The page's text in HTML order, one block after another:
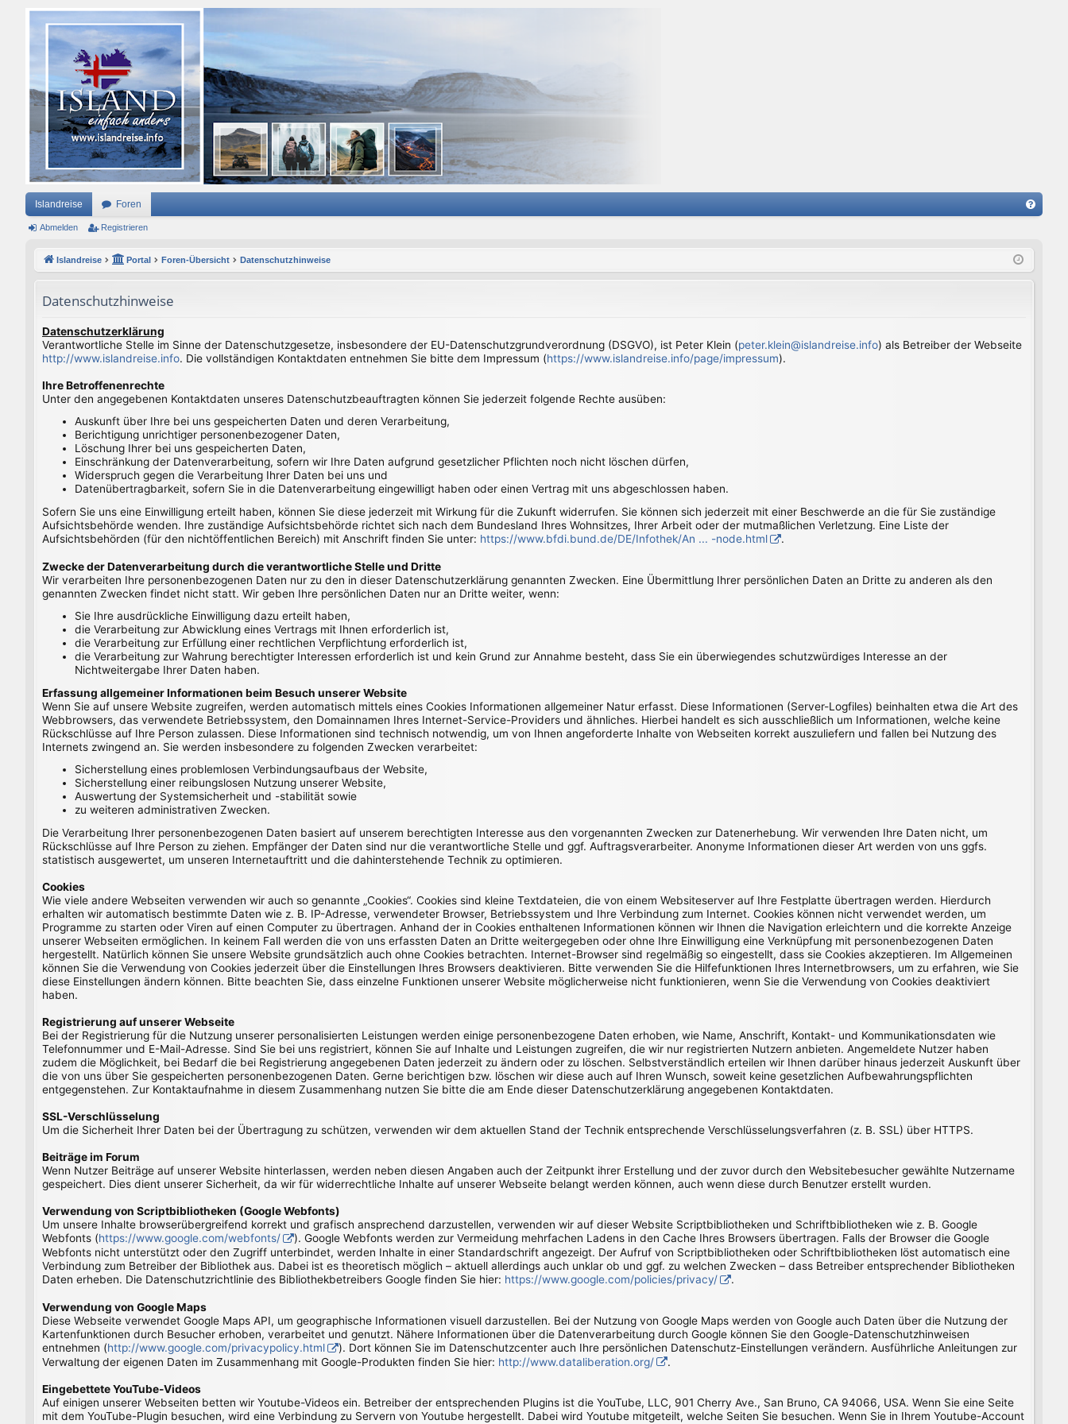
Islandreise Foren
Q
Abmelden Registrieren
Islandreise Portal Foren-Übersicht Datenschutzhinweise
Datenschutzhinweise
Datenschutzerklärung
Verantwortliche Stelle im Sinne der Datenschutzgesetze, insbesondere der EU-Datenschutzgrundverordnung (DSGVO), ist Peter Klein (peter.klein@islandreise.info) als Betreiber der Webseite
http://www.islandreise.info. Die vollständigen Kontaktdaten entnehmen Sie bitte dem Impressum (https://www.islandreise.info/page/impressum).
Ihre Betroffenenrechte
Unter den angegebenen Kontaktdaten unseres Datenschutzbeauftragten können Sie jederzeit folgende Rechte ausüben:
Auskunft über Ihre bei uns gespeicherten Daten und deren Verarbeitung,
Berichtigung unrichtiger personenbezogener Daten,
Löschung Ihrer bei uns gespeicherten Daten,
Einschränkung der Datenverarbeitung, sofern wir Ihre Daten aufgrund gesetzlicher Pflichten noch nicht löschen dürfen,
Widerspruch gegen die Verarbeitung Ihrer Daten bei uns und
Datenübertragbarkeit, sofern Sie in die Datenverarbeitung eingewilligt haben oder einen Vertrag mit uns abgeschlossen haben.
Sofern Sie uns eine Einwilligung erteilt haben, können Sie diese jederzeit mit Wirkung für die Zukunft widerrufen. Sie können sich jederzeit mit einer Beschwerde an die für Sie zuständige
Aufsichtsbehörde wenden. Ihre zuständige Aufsichtsbehörde richtet sich nach dem Bundesland Ihres Wohnsitzes, Ihrer Arbeit oder der mutmaßlichen Verletzung. Eine Liste der
Aufsichtsbehörden (für den nichtöffentlichen Bereich) mit Anschrift finden Sie unter: https://www.bfdi.bund.de/DE/Infothek/An ... -node.html .
Zwecke der Datenverarbeitung durch die verantwortliche Stelle und Dritte
Wir verarbeiten Ihre personenbezogenen Daten nur zu den in dieser Datenschutzerklärung genannten Zwecken. Eine Übermittlung Ihrer persönlichen Daten an Dritte zu anderen als den
genannten Zwecken findet nicht statt. Wir geben Ihre persönlichen Daten nur an Dritte weiter, wenn:
Sie Ihre ausdrückliche Einwilligung dazu erteilt haben,
die Verarbeitung zur Abwicklung eines Vertrags mit Ihnen erforderlich ist,
die Verarbeitung zur Erfüllung einer rechtlichen Verpflichtung erforderlich ist,
die Verarbeitung zur Wahrung berechtigter Interessen erforderlich ist und kein Grund zur Annahme besteht, dass Sie ein überwiegendes schutzwürdiges Interesse an der
Nichtweitergabe Ihrer Daten haben.
Erfassung allgemeiner Informationen beim Besuch unserer Website
Wenn Sie auf unsere Website zugreifen, werden automatisch mittels eines Cookies Informationen allgemeiner Natur erfasst. Diese Informationen (Server-Logfiles) beinhalten etwa die Art des
Webbrowsers, das verwendete Betriebssystem, den Domainnamen Ihres Internet-Service-Providers und ähnliches. Hierbei handelt es sich ausschließlich um Informationen, welche keine
Rückschlüsse auf Ihre Person zulassen. Diese Informationen sind technisch notwendig, um von Ihnen angeforderte Inhalte von Webseiten korrekt auszuliefern und fallen bei Nutzung des
Internets zwingend an. Sie werden insbesondere zu folgenden Zwecken verarbeitet:
Sicherstellung eines problemlosen Verbindungsaufbaus der Website,
Sicherstellung einer reibungslosen Nutzung unserer Website,
Auswertung der Systemsicherheit und -stabilität sowie
zu weiteren administrativen Zwecken.
Die Verarbeitung Ihrer personenbezogenen Daten basiert auf unserem berechtigten Interesse aus den vorgenannten Zwecken zur Datenerhebung. Wir verwenden Ihre Daten nicht, um
Rückschlüsse auf Ihre Person zu ziehen. Empfänger der Daten sind nur die verantwortliche Stelle und ggf. Auftragsverarbeiter. Anonyme Informationen dieser Art werden von uns ggfs.
statistisch ausgewertet, um unseren Internetauftritt und die dahinterstehende Technik zu optimieren.
Cookies
Wie viele andere Webseiten verwenden wir auch so genannte „Cookies“. Cookies sind kleine Textdateien, die von einem Websiteserver auf Ihre Festplatte übertragen werden. Hierdurch
erhalten wir automatisch bestimmte Daten wie z. B. IP-Adresse, verwendeter Browser, Betriebssystem und Ihre Verbindung zum Internet. Cookies können nicht verwendet werden, um
Programme zu starten oder Viren auf einen Computer zu übertragen. Anhand der in Cookies enthaltenen Informationen können wir Ihnen die Navigation erleichtern und die korrekte Anzeige
unserer Webseiten ermöglichen. In keinem Fall werden die von uns erfassten Daten an Dritte weitergegeben oder ohne Ihre Einwilligung eine Verknüpfung mit personenbezogenen Daten
hergestellt. Natürlich können Sie unsere Website grundsätzlich auch ohne Cookies betrachten. Internet-Browser sind regelmäßig so eingestellt, dass sie Cookies akzeptieren. Im Allgemeinen
können Sie die Verwendung von Cookies jederzeit über die Einstellungen Ihres Browsers deaktivieren. Bitte verwenden Sie die Hilfefunktionen Ihres Internetbrowsers, um zu erfahren, wie Sie
diese Einstellungen ändern können. Bitte beachten Sie, dass einzelne Funktionen unserer Website möglicherweise nicht funktionieren, wenn Sie die Verwendung von Cookies deaktiviert
haben.
Registrierung auf unserer Webseite
Bei der Registrierung für die Nutzung unserer personalisierten Leistungen werden einige personenbezogene Daten erhoben, wie Name, Anschrift, Kontakt- und Kommunikationsdaten wie
Telefonnummer und E-Mail-Adresse. Sind Sie bei uns registriert, können Sie auf Inhalte und Leistungen zugreifen, die wir nur registrierten Nutzern anbieten. Angemeldete Nutzer haben
zudem die Möglichkeit, bei Bedarf die bei Registrierung angegebenen Daten jederzeit zu ändern oder zu löschen. Selbstverständlich erteilen wir Ihnen darüber hinaus jederzeit Auskunft über
die von uns über Sie gespeicherten personenbezogenen Daten. Gerne berichtigen bzw. löschen wir diese auch auf Ihren Wunsch, soweit keine gesetzlichen Aufbewahrungspflichten
entgegenstehen. Zur Kontaktaufnahme in diesem Zusammenhang nutzen Sie bitte die am Ende dieser Datenschutzerklärung angegebenen Kontaktdaten.
SSL-Verschlüsselung
Um die Sicherheit Ihrer Daten bei der Übertragung zu schützen, verwenden wir dem aktuellen Stand der Technik entsprechende Verschlüsselungsverfahren (z. B. SSL) über HTTPS.
Beiträge im Forum
Wenn Nutzer Beiträge auf unserer Website hinterlassen, werden neben diesen Angaben auch der Zeitpunkt ihrer Erstellung und der zuvor durch den Websitebesucher gewählte Nutzername
gespeichert. Dies dient unserer Sicherheit, da wir für widerrechtliche Inhalte auf unserer Webseite belangt werden können, auch wenn diese durch Benutzer erstellt wurden.
Verwendung von Scriptbibliotheken (Google Webfonts)
Um unsere Inhalte browserübergreifend korrekt und grafisch ansprechend darzustellen, verwenden wir auf dieser Website Scriptbibliotheken und Schriftbibliotheken wie z. B. Google
Webfonts (https://www.google.com/webfonts/
). Google Webfonts werden zur Vermeidung mehrfachen Ladens in den Cache Ihres Browsers übertragen. Falls der Browser die Google
Webfonts nicht unterstützt oder den Zugriff unterbindet, werden Inhalte in einer Standardschrift angezeigt. Der Aufruf von Scriptbibliotheken oder Schriftbibliotheken löst automatisch eine
Verbindung zum Betreiber der Bibliothek aus. Dabei ist es theoretisch möglich – aktuell allerdings auch unklar ob und ggf. zu welchen Zwecken – dass Betreiber entsprechender Bibliotheken
Daten erheben. Die Datenschutzrichtlinie des Bibliothekbetreibers Google finden Sie hier: https://www.google.com/policies/privacy/ .
Verwendung von Google Maps
Diese Webseite verwendet Google Maps API, um geographische Informationen visuell darzustellen. Bei der Nutzung von Google Maps werden von Google auch Daten über die Nutzung der
Kartenfunktionen durch Besucher erhoben, verarbeitet und genutzt. Nähere Informationen über die Datenverarbeitung durch Google können Sie den Google-Datenschutzhinweisen
entnehmen (http://www.google.com/privacypolicy.html
). Dort können Sie im Datenschutzcenter auch Ihre persönlichen Datenschutz-Einstellungen verändern. Ausführliche Anleitungen zur
Verwaltung der eigenen Daten im Zusammenhang mit Google-Produkten finden Sie hier: http://www.dataliberation.org/ .
Eingebettete YouTube-Videos
Auf einigen unserer Webseiten betten wir Youtube-Videos ein. Betreiber der entsprechenden Plugins ist die YouTube, LLC, 901 Cherry Ave., San Bruno, CA 94066, USA. Wenn Sie eine Seite
mit dem YouTube-Plugin besuchen, wird eine Verbindung zu Servern von Youtube hergestellt. Dabei wird Youtube mitgeteilt, welche Seiten Sie besuchen. Wenn Sie in Ihrem Youtube-Account